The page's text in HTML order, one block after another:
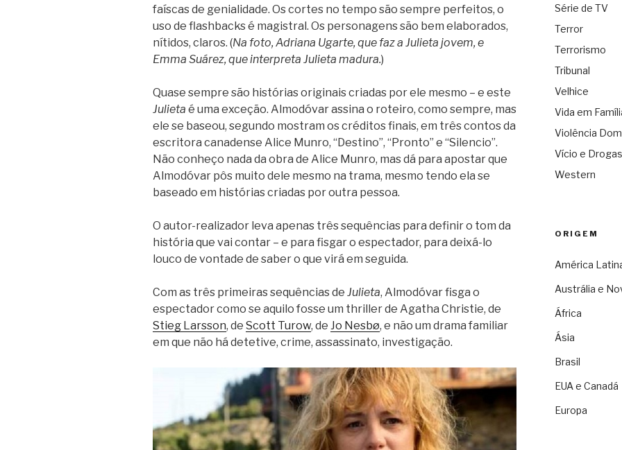
faíscas de genialidade. Os cortes no tempo são sempre perfeitos, o
uso de flashbacks é magistral. Os personagens são bem elaborados,
nítidos, claros. (Na foto, Adriana Ugarte, que faz a Julieta jovem, e
Emma Suárez, que interpreta Julieta madura.)
Quase sempre são histórias originais criadas por ele mesmo – e este
Julieta é uma exceção. Almodóvar assina o roteiro, como sempre, mas
ele se baseou, segundo mostram os créditos finais, em três contos da
escritora canadense Alice Munro, “Destino”, “Pronto” e “Silencio”.
Não conheço nada da obra de Alice Munro, mas dá para apostar que
Almodóvar pôs muito dele mesmo na trama, mesmo tendo ela se
baseado em histórias criadas por outra pessoa.
O autor-realizador leva apenas três sequências para definir o tom da
história que vai contar – e para fisgar o espectador, para deixá-lo
louco de vontade de saber o que virá em seguida.
Com as três primeiras sequências de Julieta, Almodóvar fisga o
espectador como se aquilo fosse um thriller de Agatha Christie, de
Stieg Larsson, de Scott Turow, de Jo Nesbø, e não um drama familiar
em que não há detetive, crime, assassinato, investigação.
Série de TV
Terror
Terrorismo
Tribunal
Velhice
Vida em
Violência
Vício e Drogas
Western
ORIGEM
América
Austrália e
África
Ásia
Brasil
EUA e Canadá
Europa